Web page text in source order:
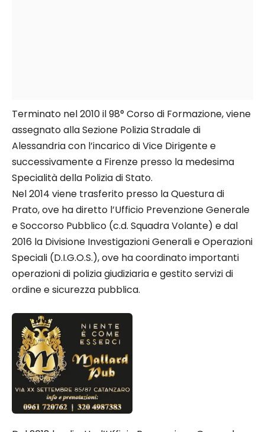
Terminato nel 2010 il 98° Corso di Formazione, viene
assegnato alla Sezione Polizia Stradale di
Alessandria con l’incarico di Vice Dirigente e
successivamente a Firenze presso la medesima
Specialità della Polizia di Stato.
Nel 2014 viene trasferito presso la Questura di
Prato, ove ha diretto l’Ufficio Prevenzione Generale
e Soccorso Pubblico (c.d. Squadra Volante) e dal
2016 la Divisione Investigazioni Generali e Operazioni
Speciali (D.I.G.O.S.), ove ha coordinato importanti
operazioni di polizia giudiziaria e gestito servizi di
ordine e sicurezza pubblica.